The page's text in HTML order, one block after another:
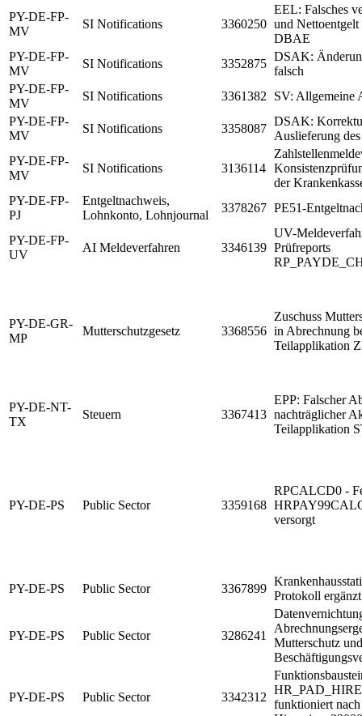
PY-DE-FP-
MV
SI Notifications 3360250
EEL: Falsches
und
DBAE
PY-DE-FP-
MV
SI Notifications 3352875
DSAK:
falsch
PY-DE-FP-
MV
SI Notifications 3361382
SV: Allgemeine
PY-DE-FP-
MV
SI Notifications 3358087
DSAK:
Auslieferung
PY-DE-FP-
MV
SI Notifications 3136114
der
PY-DE-FP-
PJ
Entgeltnachweis,
Lohnkonto, Lohnjournal
3378267 PE51-
PY-DE-FP-
UV
AI Meldeverfahren 3346139
UV-
Prüfreports
PY-DE-GR-
MP
Mutterschutzgesetz 3368556
Zuschuss
in Abrechnung
Teilapplikation
PY-DE-NT-
TX
Steuern 3367413
EPP: Falscher
nachträglicher
Teilapplikation
PY-DE-PS Public Sector 3359168
RPCALCD0 -
versorgt
PY-DE-PS Public Sector 3367899
Protokoll ergänzt
PY-DE-PS Public Sector 3286241
Mutterschutz und
PY-DE-PS Public Sector 3342312
funktioniert